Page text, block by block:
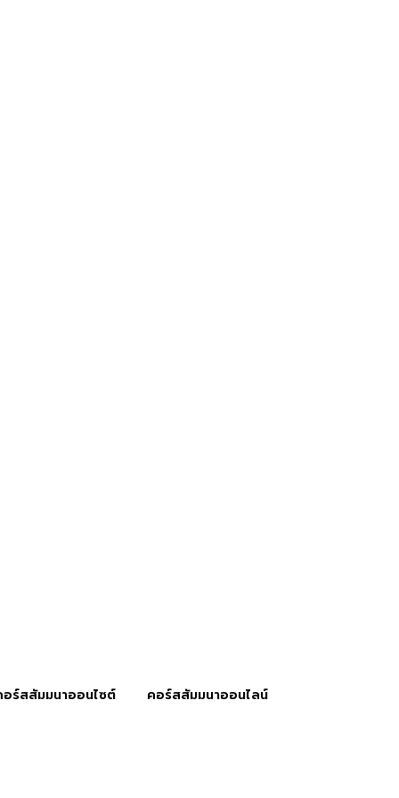
อร์สสัมมนาออนไซต์ คอร์สสัมมนาออนไลน์